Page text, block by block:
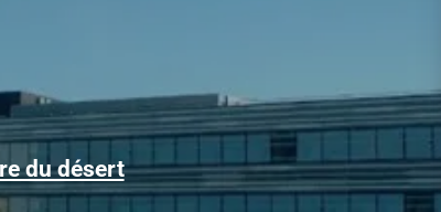
du désert
Alors que le trafic aérien a retrouvé son niveau d’avant la
pandémie, les conditions d’obtention...